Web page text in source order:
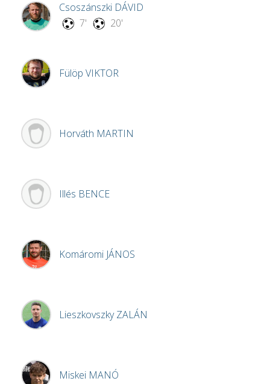
Csoszánszki DÁVID
7'
20'
Fülöp VIKTOR
Horváth MARTIN
Illés BENCE
Komáromi JÁNOS
LieszkovszkyZALÁN
Miskei MANÓ